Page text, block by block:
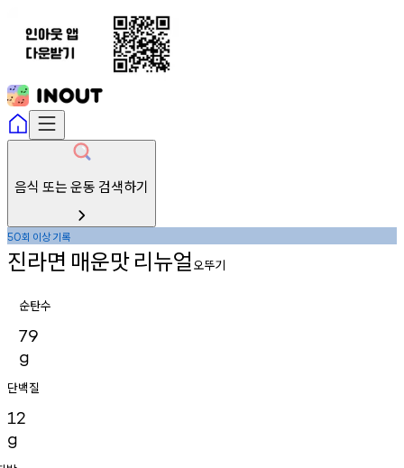
음식 또는 운동 검색하기
50회 이상기록
진라면 매운맛리뉴얼 오뚜기
순탄수
79
g
단백질
12
g